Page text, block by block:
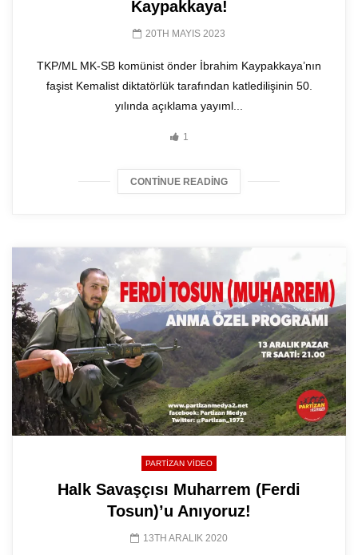
Kaypakkaya!
20TH MAYIS 2023
TKP/ML MK-SB komünist önder İbrahim Kaypakkaya’nın
faşist Kemalist diktatörlük tarafından katledilişinin 50.
yılında açıklama yayıml...
1
CONTINUE READING
PARTIZAN VIDEO
Halk Savaşçısı Muharrem (Ferdi
Tosun)’u Anıyoruz!
13TH ARALIK 2020